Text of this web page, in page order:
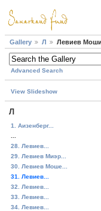
Gallery Л Левиев
Advanced Search
View Slideshow
Л
1. Аизенберг...
28. Левиев...
29. Левиев Миэр...
30. Левиев Моше...
31. Левиев...
32. Левиев...
33. Левиев...
34. Левиев...